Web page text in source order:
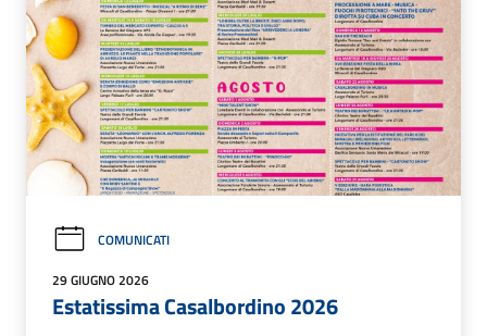
COMUNICATI
29 GIUGNO 2026
Estatissima Casalbordino 2026